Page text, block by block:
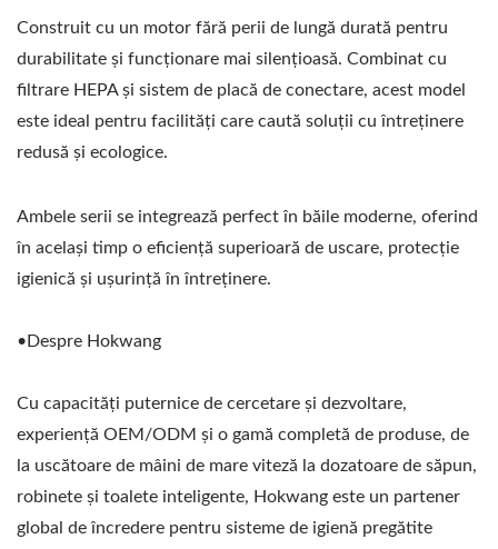
Construit cu un motor fără perii de lungă durată pentru
durabilitate și funcționare mai silențioasă. Combinat cu
filtrare HEPA și sistem de placă de conectare, acest model
este ideal pentru facilități care caută soluții cu întreținere
redusă și ecologice.
Ambele serii se integrează perfect în băile moderne, oferind
în același timp o eficiență superioară de uscare, protecție
igienică și ușurință în întreținere.
•Despre Hokwang
Cu capacități puternice de cercetare și dezvoltare,
experiență OEM/ODM și o gamă completă de produse, de
la uscătoare de mâini de mare viteză la dozatoare de săpun,
robinete și toalete inteligente, Hokwang este un partener
global de încredere pentru sisteme de igienă pregătite